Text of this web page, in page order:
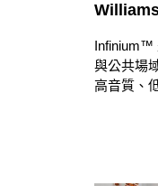
Infinium™
與公共場
高音質、